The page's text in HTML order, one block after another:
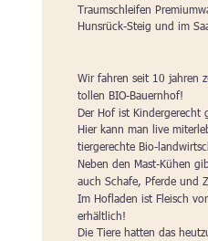
Traumschleifen
Hunsrück-Steig und im
Wir fahren seit 10 jahren
tollen BIO-Bauernhof!
Der Hof ist Kindergerecht
Hier kann man live
tiergerechte Bio-
Neben den Mast-Kühen
auch Schafe, Pferde und
Im Hofladen ist Fleisch
erhältlich!
Die Tiere hatten das